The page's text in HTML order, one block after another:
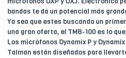
bandas te da un potencial más
Ya sea que estes buscando un
una gran oferta, el TMB-100 es lo
Los micrófonos Dynamix P y
Talman están diseñados para